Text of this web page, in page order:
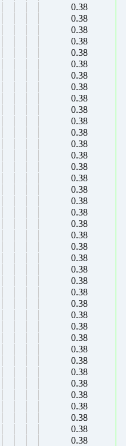
0.38
0.38
0.38
0.38
0.38
0.38
0.38
0.38
0.38
0.38
0.38
0.38
0.38
0.38
0.38
0.38
0.38
0.38
0.38
0.38
0.38
0.38
0.38
0.38
0.38
0.38
0.38
0.38
0.38
0.38
0.38
0.38
0.38
0.38
0.38
0.38
0.38
0.38
0.38